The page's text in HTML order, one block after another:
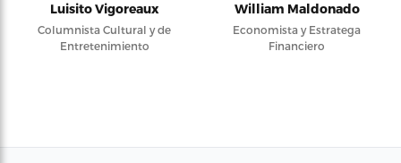
Luisito Vigoreaux
Columnista Cultural y de
Entretenimiento
William Maldonado
Economista y Estratega
Financiero